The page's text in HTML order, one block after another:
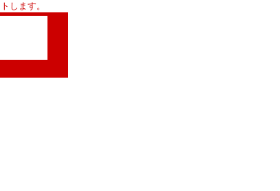
します。